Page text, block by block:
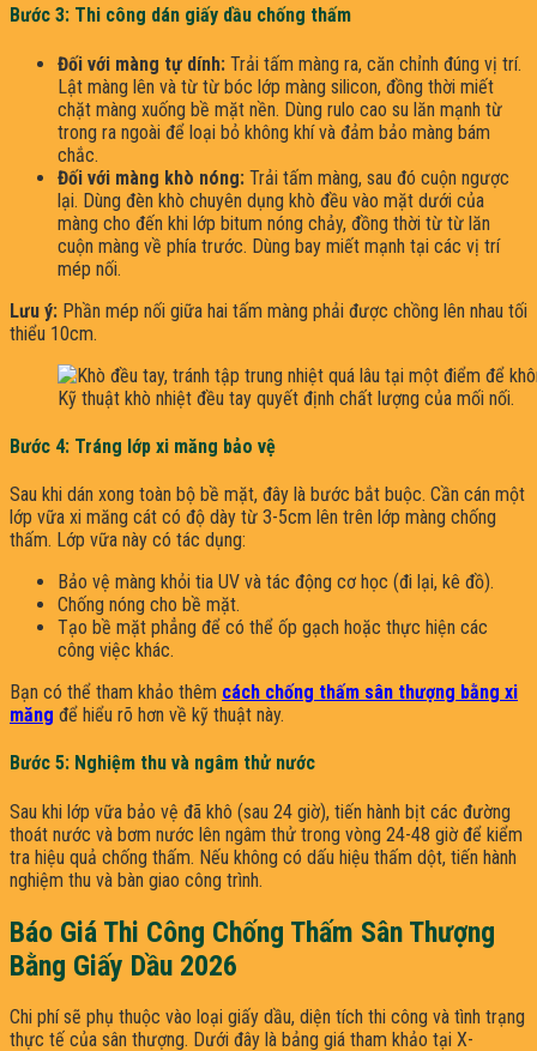
Bước 3: Thi công dán giấy dầu chống thấm
Đối với màng tự dính: Trải tấm màng ra, căn chỉnh đúng vị trí.
Lật màng lên và từ từ bóc lớp màng silicon, đồng thời miết
chặt màng xuống bề mặt nền. Dùng rulo cao su lăn mạnh từ
trong ra ngoài để loại bỏ không khí và đảm bảo màng bám
chắc.
Đối với màng khò nóng: Trải tấm màng, sau đó cuộn ngược
lại. Dùng đèn khò chuyên dụng khò đều vào mặt dưới của
màng cho đến khi lớp bitum nóng chảy, đồng thời từ từ lăn
cuộn màng về phía trước. Dùng bay miết mạnh tại các vị trí
mép nối.
Lưu ý: Phần mép nối giữa hai tấm màng phải được chồng lên nhau tối
thiểu 10cm.
Kỹ thuật khò nhiệt đều tay quyết định chất lượng của mối nối.
Bước 4: Tráng lớp xi măng bảo vệ
Sau khi dán xong toàn bộ bề mặt, đây là bước bắt buộc. Cần cán một
lớp vữa xi măng cát có độ dày từ 3-5cm lên trên lớp màng chống
thấm. Lớp vữa này có tác dụng:
Bảo vệ màng khỏi tia UV và tác động cơ học (đi lại, kê đồ).
Chống nóng cho bề mặt.
Tạo bề mặt phẳng để có thể ốp gạch hoặc thực hiện các
công việc khác.
Bạn có thể tham khảo thêm cách chống thấm sân thượng bằng xi
măng để hiểu rõ hơn về kỹ thuật này.
Bước 5: Nghiệm thu và ngâm thử nước
Sau khi lớp vữa bảo vệ đã khô (sau 24 giờ), tiến hành bịt các đường
thoát nước và bơm nước lên ngâm thử trong vòng 24-48 giờ để kiểm
tra hiệu quả chống thấm. Nếu không có dấu hiệu thấm dột, tiến hành
nghiệm thu và bàn giao công trình.
Báo Giá Thi Công Chống Thấm Sân Thượng
Bằng Giấy Dầu 2026
Chi phí sẽ phụ thuộc vào loại giấy dầu, diện tích thi công và tình trạng
thực tế của sân thượng. Dưới đây là bảng giá tham khảo tại X-